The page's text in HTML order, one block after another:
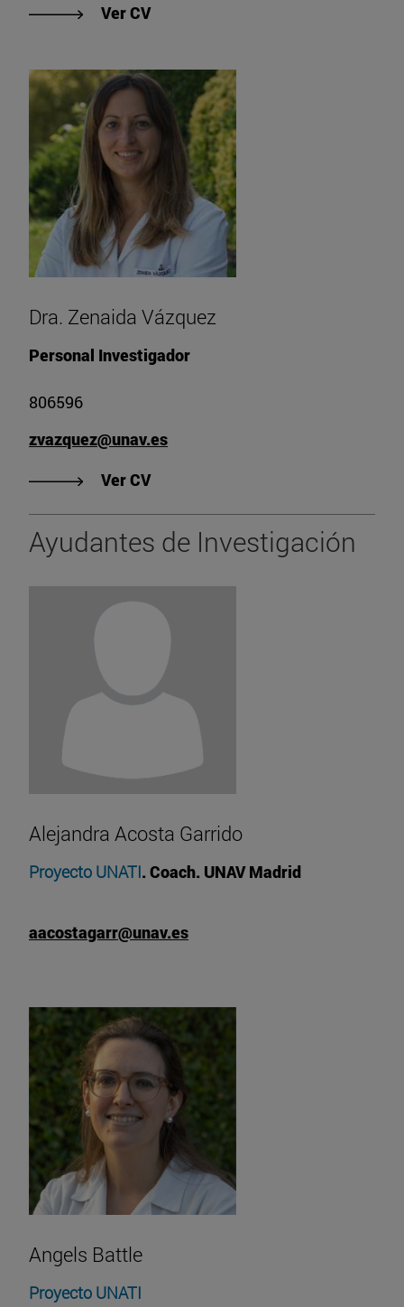
Ver CV"Ver CV de Dra. Cristina Razquin
Dra. Zenaida Vázquez
Personal Investigador
806596
zvazquez@unav.es
Ver CV"Ver CV de Dra. Zenaida Vázquez"
Ayudantes de Investigación
Alejandra Acosta Garrido
Proyecto UNATI. Coach. UNAV Madrid
aacostagarr@unav.es
Angels Battle
Proyecto UNATI